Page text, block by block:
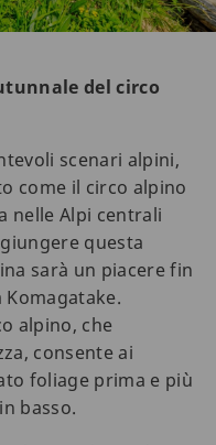
del circo
scenari alpini,
come il circo alpino
nelle Alpi centrali
questa
sarà un piacere fin
alpino, che
consente ai
foliage prima e più
basso.